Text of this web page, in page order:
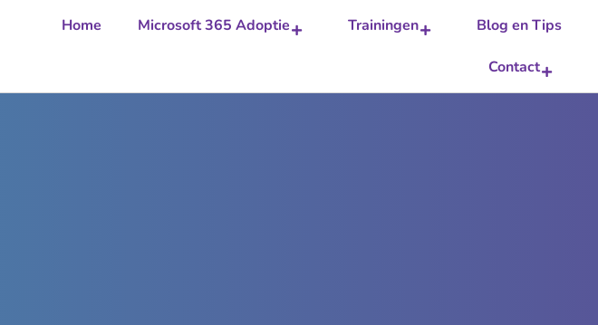
Home Microsoft 365 Adoptie Trainingen Blog en Tips
Contact